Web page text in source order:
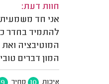
חוות דעת:
אני חד
להתמיד בחדר
המוטיבציה
המון דברים